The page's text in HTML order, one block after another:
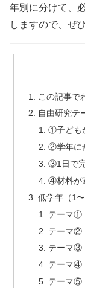
年別に分けて、
しますので、ぜ
この記事で
自由研究テ
①子ども
②学年に
③1日で
④材料が
低学年（1
テーマ①
テーマ②
テーマ③
テーマ④
テーマ⑤